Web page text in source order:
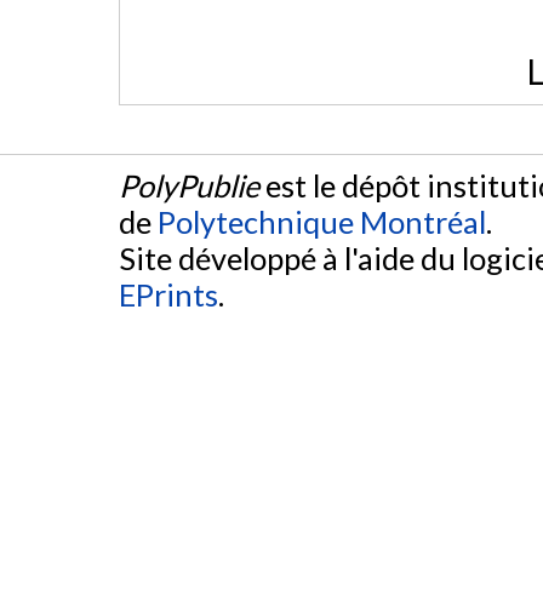
PolyPublieest le dépôt
de Polytechnique Montréal.
Site développé à l'aide du
EPrints.